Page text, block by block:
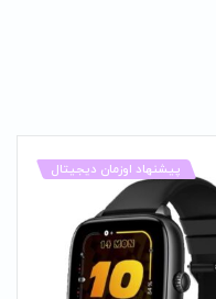
پیشنهاد اوزمان دیجیتال